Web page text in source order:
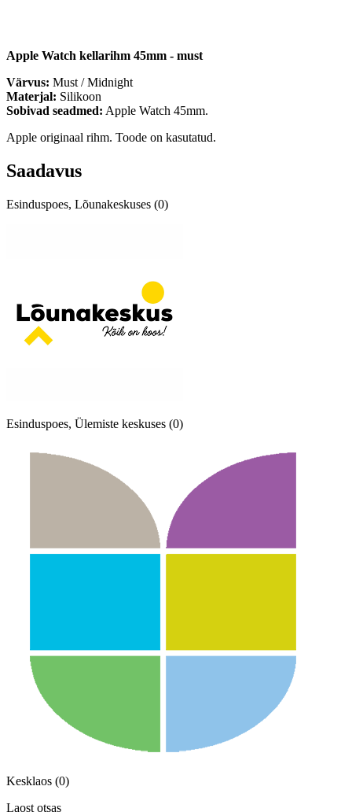
Apple Watch kellarihm 45mm - must
Värvus: Must / Midnight
Materjal: Silikoon
Sobivad seadmed: Apple Watch 45mm.
Apple originaal rihm. Toode on kasutatud.
Saadavus
Esinduspoes, Lõunakeskuses (0)
Esinduspoes, Ülemiste keskuses (0)
Kesklaos (0)
Laost otsas